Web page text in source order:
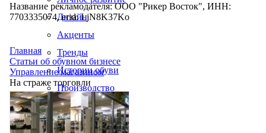
Дизайн
Акценты
Тренды
Истории обуви
Производство
Название рекламодателя: ООО "Рикер Восток", ИНН:
7703335074, erid: LjN8K37Ko
Главная
Статьи об обувном бизнесе
Управление магазином
На страже торговли